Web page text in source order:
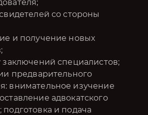
со стороны
и получение новых
заключений специалистов;
предварительного
внимательное изучение
адвокатского
подготовка и подача